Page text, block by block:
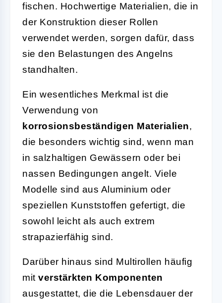
fischen. Hochwertige Materialien, die in
der Konstruktion dieser Rollen
verwendet werden, sorgen dafür, dass
sie den Belastungen des Angelns
standhalten.
Ein wesentliches Merkmal ist die
Verwendung von
korrosionsbeständigen Materialien,
die besonders wichtig sind, wenn man
in salzhaltigen Gewässern oder bei
nassen Bedingungen angelt. Viele
Modelle sind aus Aluminium oder
speziellen Kunststoffen gefertigt, die
sowohl leicht als auch extrem
strapazierfähig sind.
Darüber hinaus sind Multirollen häufig
mit verstärkten Komponenten
ausgestattet, die die Lebensdauer der